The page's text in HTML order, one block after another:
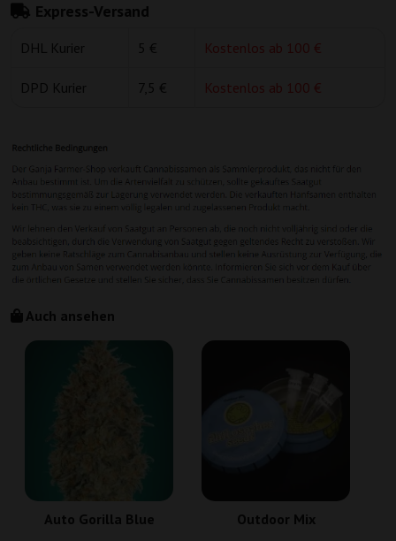
Express-Versand
DHL Kurier 5 € Kostenlos ab 100 €
DPD Kurier 7,5 € Kostenlos ab 100 €
Auch ansehen
Auto Gorilla Blue Outdoor Mix